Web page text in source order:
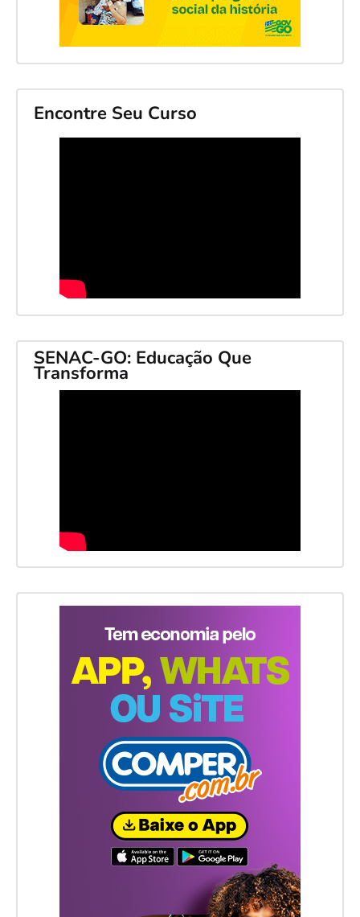
Encontre Seu Curso
SENAC-GO: Educação Que
Transforma